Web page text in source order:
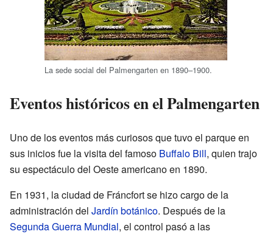
La sede social del Palmengarten en 1890–1900.
Eventos históricos en el Palmengarten
Uno de los eventos más curiosos que tuvo el parque en
sus inicios fue la visita del famoso Buffalo Bill, quien trajo
su espectáculo del Oeste americano en 1890.
En 1931, la ciudad de Fráncfort se hizo cargo de la
administración del Jardín botánico. Después de la
Segunda Guerra Mundial, el control pasó a las